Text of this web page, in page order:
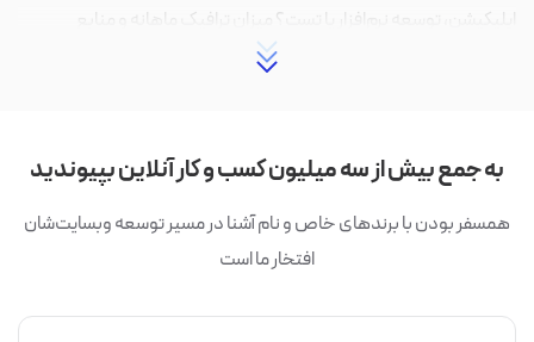
اپلیکیشن، توسعه نرم‌افزار یا تست؟ میزان ترافیک ماهانه و منابع
موردنیاز (CPU، RAM، ذخیره‌سازی) را برآورد کنید. برای بسیاری از
کنید.
۲. تاثیر موقعیت سرور بر سرعت و SEO
سرورهای داخلی با کاهش پینگ و تأخیر شبکه، لودینگ سایت را برای
به جمع بیش از سه میلیون کسب و کار آنلاین بپیوندید
همسفر بودن با برندهای خاص و نام آشنا در مسیر توسعه وبسایت‌شان
افتخار ما است